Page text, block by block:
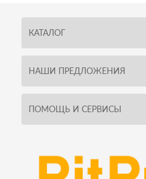
КАТАЛОГ
НАШИ ПРЕДЛОЖЕНИЯ
ПОМОЩЬ И СЕРВИСЫ